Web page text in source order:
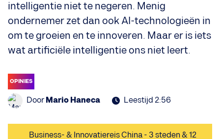
intelligentie niet te negeren. Menig
ondernemer zet dan ook AI-technologieën in
om te groeien en te innoveren. Maar er is iets
wat artificiële intelligentie ons niet leert.
OPINIES
Door Mario Haneca Leestijd 2:56
Business- & Innovatiereis China - 3 steden & 12